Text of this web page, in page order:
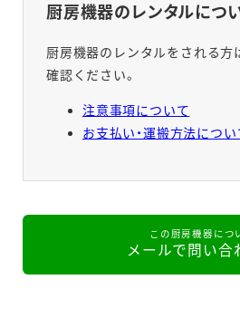
厨房機器のレンタルにつ
厨房機器のレンタルをされる方
確認ください。
注意事項について
お支払い・運搬方法につい
この厨房機器につ
メールで問い合